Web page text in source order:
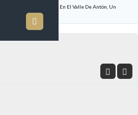
El Terreno En Venta En El Valle De Antón, Un